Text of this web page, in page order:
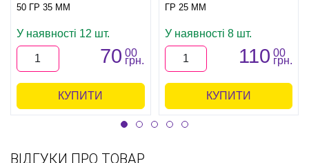
50 ГР 35 ММ
У наявності 12 шт.
70 00
грн.
КУПИТИ
ГР 25 ММ
У наявності 8 шт.
110 00
грн.
КУПИТИ
ВІДГУКИ ПРО ТОВАР